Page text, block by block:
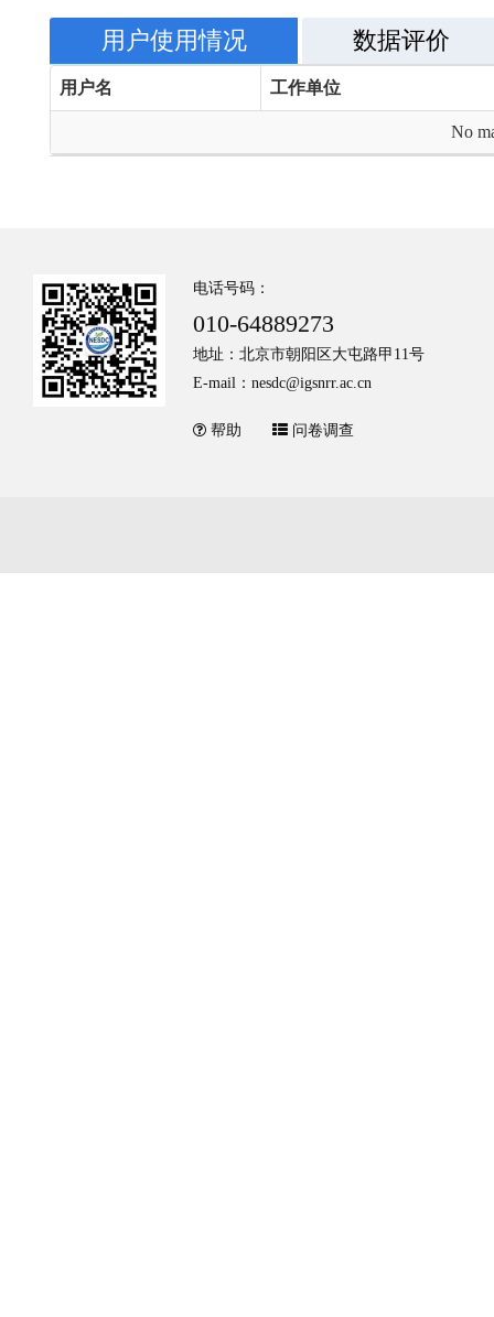
用户使用情况 数据评价
用户名 工作单位
No
电话号码：
010-64889273
地址：北京市朝阳区大屯路甲11号
E-mail：nesdc@igsnrr.ac.cn
帮助 问卷调查